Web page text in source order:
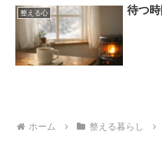
整える心 待つ
ホーム 整える暮らし